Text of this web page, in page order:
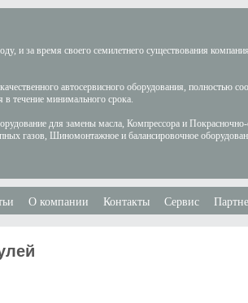
и за время своего семилетнего существования
автосервисного оборудования, полностью
течение минимального срока.
для замены масла, Компрессора и
газов, Шиномонтажное и балансировочное
О компании Контакты Сервис